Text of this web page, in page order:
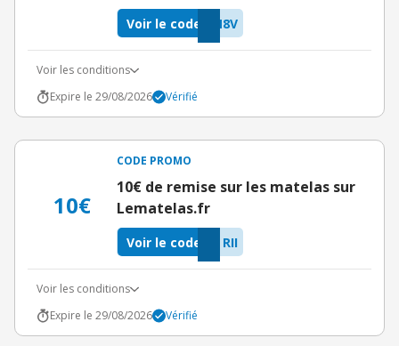
M8V
Voir le code
Voir les conditions
Expire le 29/08/2026
Vérifié
10€
CODE PROMO
10€ de remise sur les matelas sur
Lematelas.fr
RII
Voir le code
Voir les conditions
Expire le 29/08/2026
Vérifié